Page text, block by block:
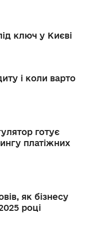
ключ у Києві
і коли варто
готує
платіжних
як бізнесу
році